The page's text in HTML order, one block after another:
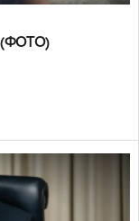
(ФОТО)